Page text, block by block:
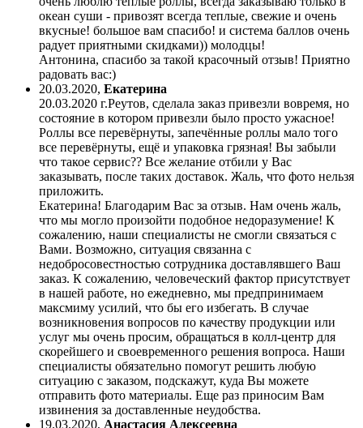
океан суши - привозят всегда теплые, свежие и очень
вкусные! большое вам спасибо! и система баллов очень
радует приятными скидками)) молодцы!
Антонина, спасибо за такой красочный отзыв! Приятно
радовать вас:)
20.03.2020, Екатерина
20.03.2020 г.Реутов, сделала заказ привезли вовремя, но
состояние в котором привезли было просто ужасное!
Роллы все перевёрнуты, запечённые роллы мало того
все перевёрнуты, ещё и упаковка грязная! Вы забыли
что такое сервис?? Все желание отбили у Вас
заказывать, после таких доставок. Жаль, что фото нельзя
приложить.
Екатерина! Благодарим Вас за отзыв. Нам очень жаль,
что мы могло произойти подобное недоразумение! К
сожалению, наши специалисты не смогли связаться с
Вами. Возможно, ситуация связанна с
недобросовестностью сотрудника доставлявшего Ваш
заказ. К сожалению, человеческий фактор присутствует
в нашей работе, но ежедневно, мы предпринимаем
максмиму усилий, что бы его избегать. В случае
возникновения вопросов по качеству продукции или
услуг мы очень просим, обращаться в колл-центр для
скорейшего и своевременного решения вопроса. Наши
специалисты обязательно помогут решить любую
ситуацию с заказом, подскажут, куда Вы можете
отправить фото материалы. Еще раз приносим Вам
извинения за доставленные неудобства.
19.03.2020, Анастасия Алексеевна